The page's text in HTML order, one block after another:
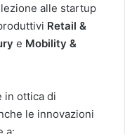
alle startup
Retail &
e Mobility &
in ottica di
le innovazioni